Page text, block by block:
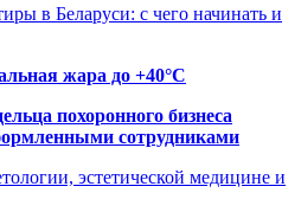
в Беларуси: с чего начинать и
жара до +40°C
похоронного бизнеса
сотрудниками
эстетической медицине и